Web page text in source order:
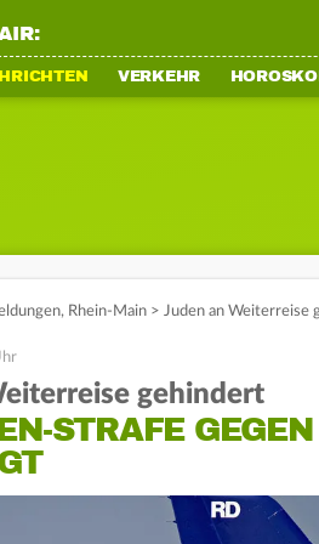
VERKEHR
, Rhein-Main > Juden an Weiterreise
gehindert
STRAFE